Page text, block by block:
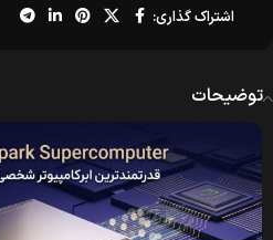
اشتراک گذاری:
توضیحات